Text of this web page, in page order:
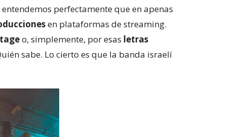
perfectamente que en apenas
en plataformas de streaming.
o, simplemente, por esas letras
sabe. Lo cierto es que la banda israelí